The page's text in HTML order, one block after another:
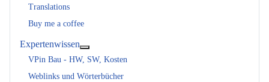
Translations
Buy me a coffee
Expertenwissen
VPin Bau - HW, SW, Kosten
Weblinks und Wörterbücher